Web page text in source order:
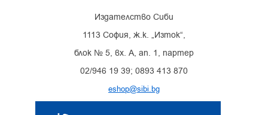
Издателство Сиби
1113 София, ж.к. „Изток“,
блок № 5, вх. А, ап. 1, партер
02/946 19 39; 0893 413 870
eshop@sibi.bg